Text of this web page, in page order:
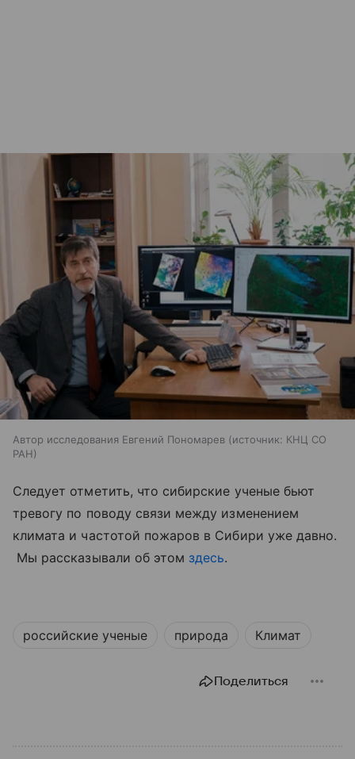
Автор исследования Евгений Пономарев источник: КНЦ СО
РАН
Следует отметить, что сибирские ученые бьют
тревогу по поводу связи между изменением
климата и частотой пожаров в Сибири уже давно.
Мы рассказывали об этом здесь.
российские ученые природа Климат
Поделиться